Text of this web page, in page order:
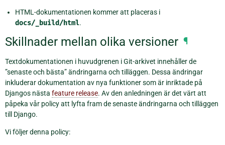
HTML-dokumentationen kommer att placeras i
docs/_build/html.
Skillnader mellan olika versioner ¶
Textdokumentationen i huvudgrenen i Git-arkivet innehåller de
”senaste och bästa” ändringarna och tilläggen. Dessa ändringar
inkluderar dokumentation av nya funktioner som är inriktade på
Djangos nästa feature release. Av den anledningen är det värt att
påpeka vår policy att lyfta fram de senaste ändringarna och tilläggen
till Django.
Vi följer denna policy: